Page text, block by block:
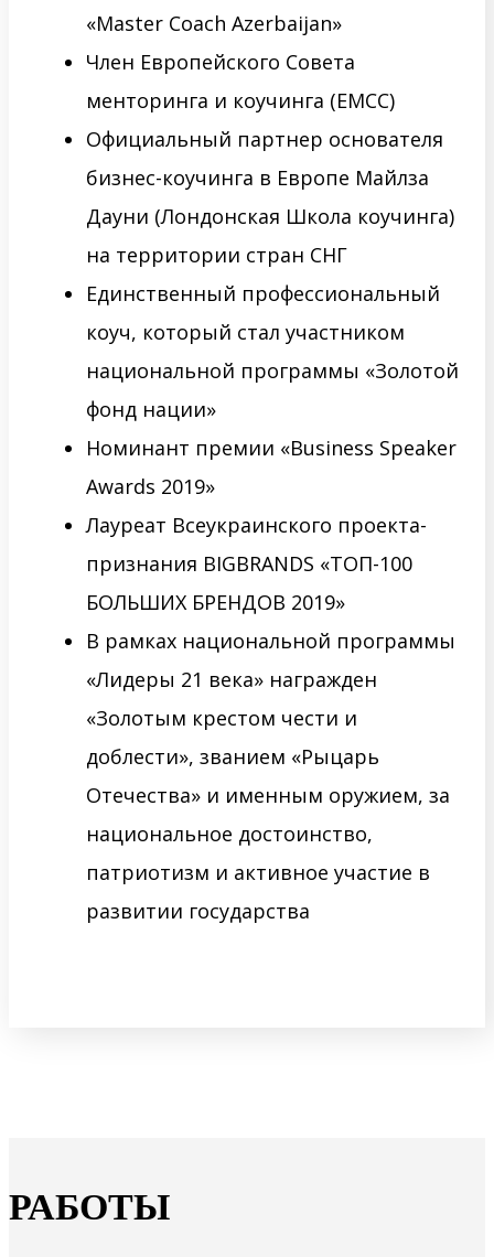
«Master Coach Azerbaijan»
Член Европейского Совета
менторинга и коучинга (ЕМСС)
Официальный партнер основателя
бизнес-коучинга в Европе Майлза
Дауни (Лондонская Школа коучинга)
на территории стран СНГ
Единственный профессиональный
коуч, который стал участником
национальной программы «Золотой
фонд нации»
Номинант премии «Business Speaker
Awards 2019»
Лауреат Всеукраинского проекта-
признания BIGBRANDS «ТОП-100
БОЛЬШИХ БРЕНДОВ 2019»
В рамках национальной программы
«Лидеры 21 века» награжден
«Золотым крестом чести и
доблести», званием «Рыцарь
Отечества» и именным оружием, за
национальное достоинство,
патриотизм и активное участие в
развитии государства
РАБОТЫ